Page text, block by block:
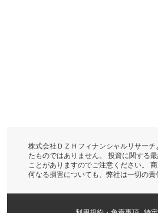
株式会社ＤＺＨフィナンシャルリサー
たものではありません。 投資に関する
ことがありますのでご注意ください。
何なる損害についても、弊社は一切の責